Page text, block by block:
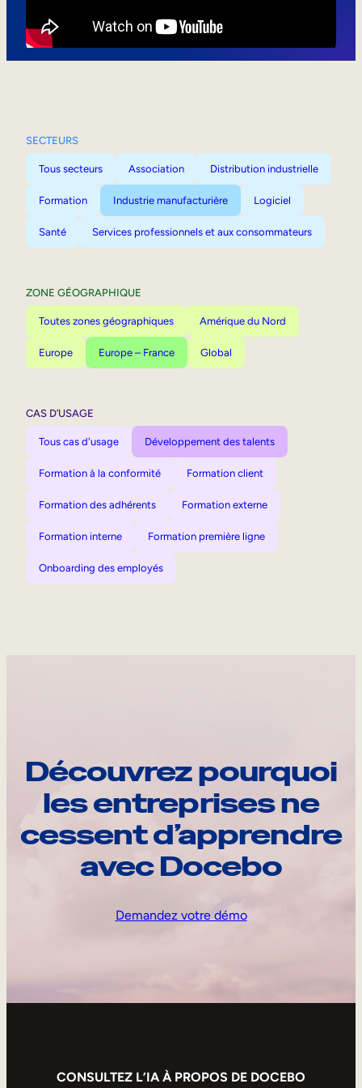
SECTEURS
Tous secteurs Association Distribution industrielle
Formation Industrie manufacturière Logiciel
Santé Services professionnels et aux consommateurs
ZONE GÉOGRAPHIQUE
Toutes zones géographiques Amérique du Nord
Europe Europe – France Global
CAS D’USAGE
Tous cas d'usage Développement des talents
Formation à la conformité Formation client
Formation des adhérents Formation externe
Formation interne Formation première ligne
Onboarding des employés
Découvrez pourquoi
les entreprises ne
cessent d’apprendre
avec Docebo
Demandez votre démo
CONSULTEZ L’IA À PROPOS DE DOCEBO